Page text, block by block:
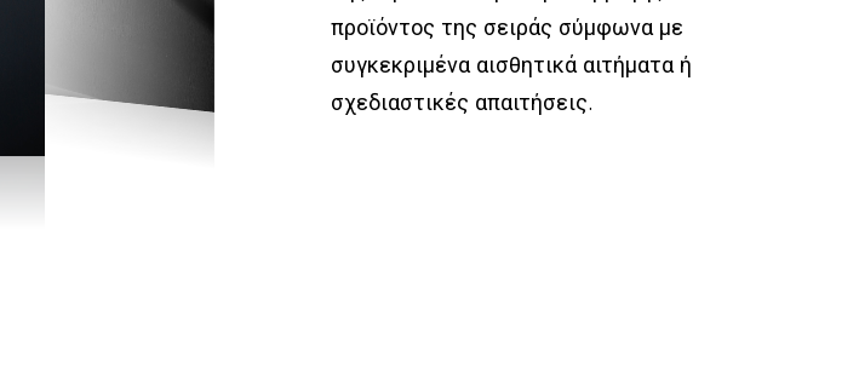
προϊόντος της σειράς σύμφωνα με
συγκεκριμένα αισθητικά αιτήματα ή
σχεδιαστικές απαιτήσεις.